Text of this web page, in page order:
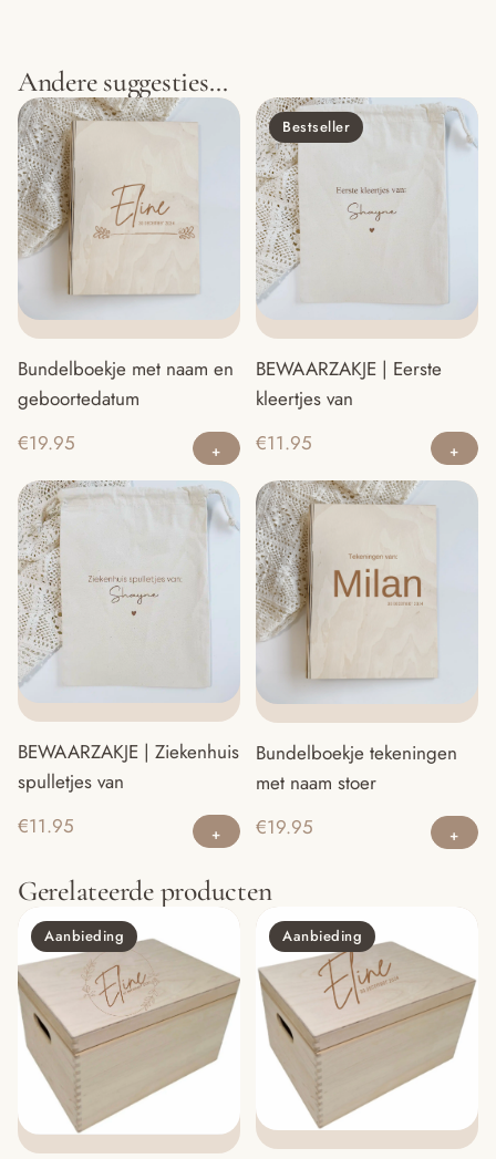
Andere suggesties…
Bundelboekje met naam en
geboortedatum
€19.95
Dit
heeft
meerdere
variaties.
Deze
optie
kan
gekozen
worden
de
productpagina
Bestseller
BEWAARZAKJE | Eerste
kleertjes van
€11.95
BEWAARZAKJE | Ziekenhuis
spulletjes van
€11.95
Bundelboekje tekeningen
met naam stoer
€19.95
Gerelateerde producten
Aanbieding Aanbieding